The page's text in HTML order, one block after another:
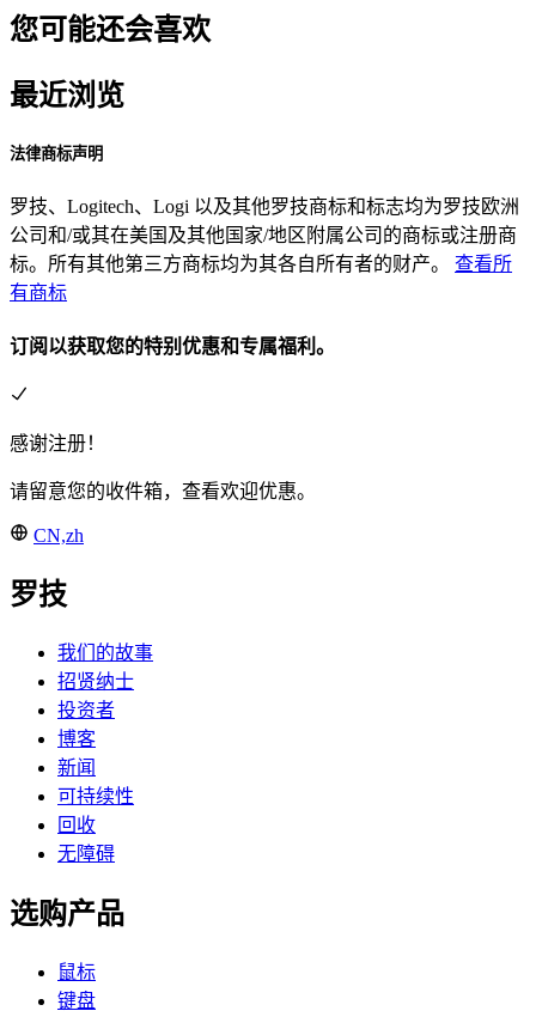
您可能还会喜欢
最近浏览
法律商标声明
罗技、Logitech、Logi 以及其他罗技商标和标志均为罗技欧洲
公司和/或其在美国及其他国家/地区附属公司的商标或注册商
标。所有其他第三方商标均为其各自所有者的财产。 查看所
有商标
订阅以获取您的特别优惠和专属福利。
感谢注册！
请留意您的收件箱，查看欢迎优惠。
CN,zh
罗技
我们的故事
招贤纳士
投资者
博客
新闻
可持续性
回收
无障碍
选购产品
鼠标
键盘